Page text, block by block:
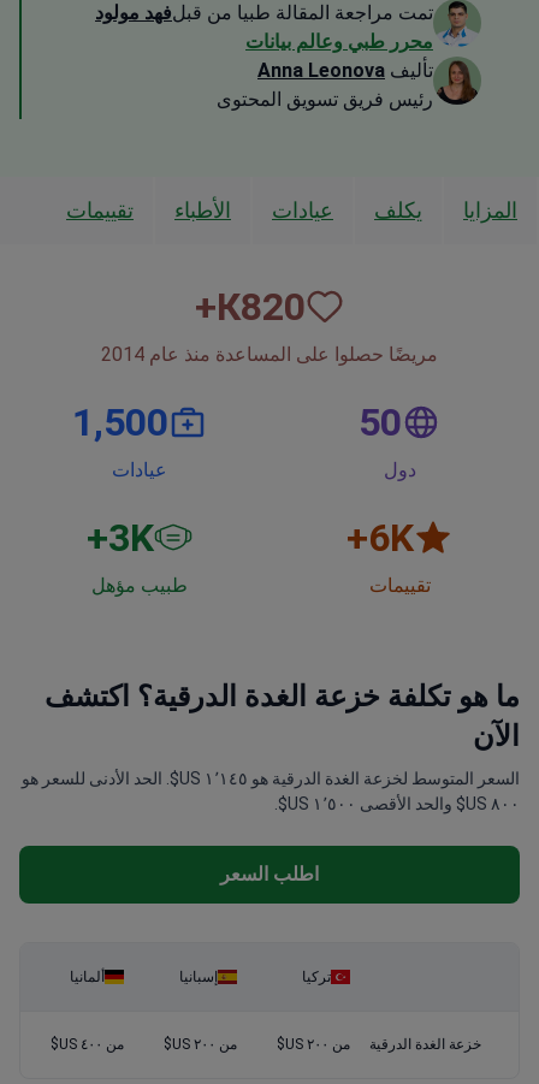
تمت مراجعة المقالة طبيا من قبلفهد مولود
محرر طبي وعالم بيانات
تأليف Anna Leonova
رئيس فريق تسويق المحتوى
المزايا يكلف عيادات الأطباء تقييمات
820
К+
مريضًا حصلوا على المساعدة منذ عام 2014
50
دول
1,500
عيادات
6K+
تقييمات
3K+
طبيب مؤهل
ما هو تكلفة خزعة الغدة الدرقية؟ اكتشف
الآن
السعر المتوسط لخزعة الغدة الدرقية هو ١٬١٤٥ US$. الحد الأدنى للسعر هو
٨٠٠ US$ والحد الأقصى ١٬٥٠٠ US$.
اطلب السعر
تركيا إسبانيا ألمانيا
خزعة الغدة الدرقية من ٢٠٠ US$ من ٢٠٠ US$ من ٤٠٠ US$